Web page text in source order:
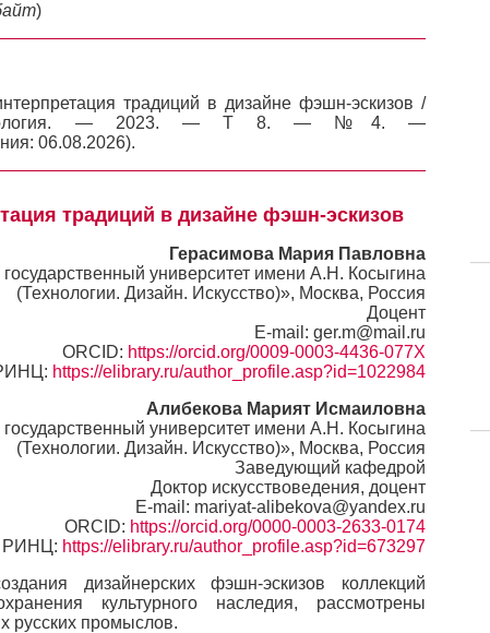
)
традиций в дизайне фэшн-эскизов /
— 2023. — Т 8. — №4. —
06.08.2026).
традиций в дизайне фэшн-эскизов
Герасимова Мария Павловна
университет имени А.Н. Косыгина
(Технологии. Дизайн. Искусство)», Москва, Россия
Доцент
E-mail: ger.m@mail.ru
ORCID: https://orcid.org/0009-0003-4436-077X
https://elibrary.ru/author_profile.asp?id=1022984
Алибекова Марият Исмаиловна
университет имени А.Н. Косыгина
(Технологии. Дизайн. Искусство)», Москва, Россия
Заведующий кафедрой
Доктор искусствоведения, доцент
E-mail: mariyat-alibekova@yandex.ru
ORCID: https://orcid.org/0000-0003-2633-0174
РИНЦ: https://elibrary.ru/author_profile.asp?id=673297
дизайнерских фэшн-эскизов коллекций
культурного наследия, рассмотрены
русских промыслов.